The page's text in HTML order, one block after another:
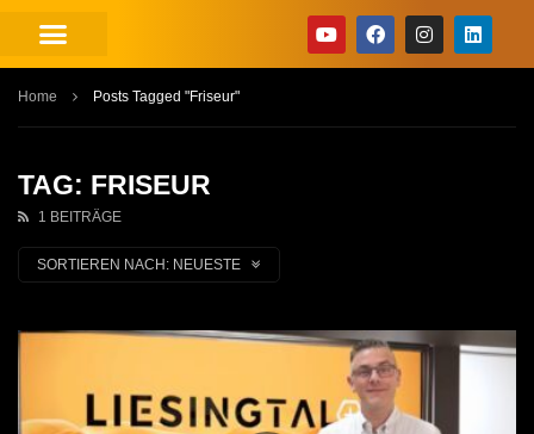
Home Posts Tagged "Friseur"
TAG: FRISEUR
1 BEITRÄGE
SORTIEREN NACH: NEUESTE